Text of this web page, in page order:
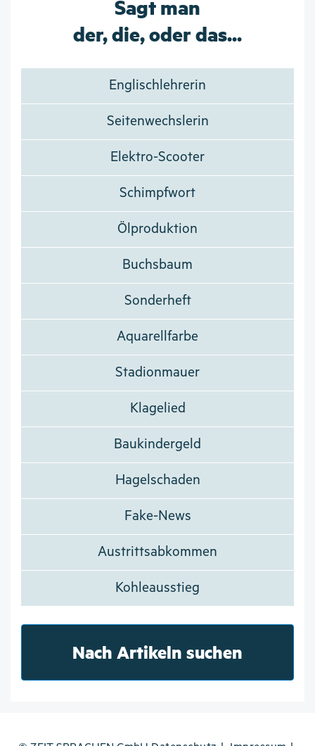
Sagt man
der, die, oder das...
Englischlehrerin
Seitenwechslerin
Elektro-Scooter
Schimpfwort
Ölproduktion
Buchsbaum
Sonderheft
Aquarellfarbe
Stadionmauer
Klagelied
Baukindergeld
Hagelschaden
Fake-News
Austrittsabkommen
Kohleausstieg
Nach Artikeln suchen